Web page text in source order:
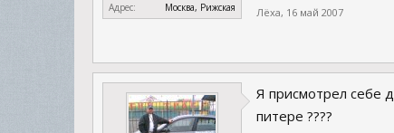
Адрес:
Москва, Рижская Лёха, 16 май 2007
Я присмотрел себе
питере ????